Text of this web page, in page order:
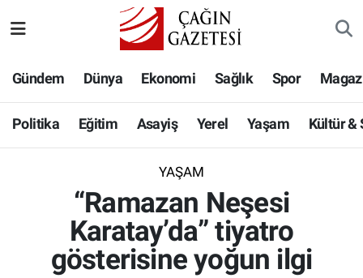
Gündem Dünya Ekonomi Sağlık Spor
Politika Eğitim Asayiş Yerel Yaşam Kültür &
YAŞAM
“Ramazan Neşesi
Karatay’da” tiyatro
gösterisine yoğun ilgi
Eğitim
Asayiş
Yaşam
Kültür & Sanat
Hava Durumu
Namaz Vakitleri
Süper Lig Puan Durumu ve Fikstür
Tüm Manşetler